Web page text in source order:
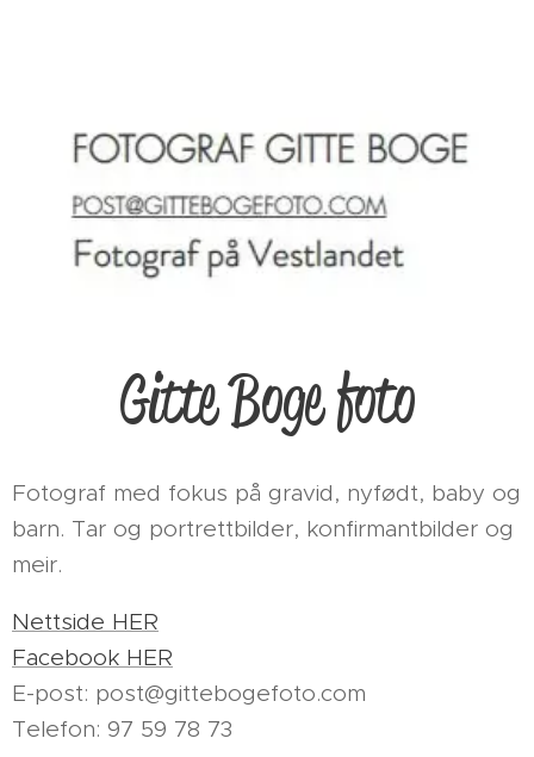
Gitte Boge foto
Fotograf med fokus på gravid, nyfødt, baby og
barn. Tar og portrettbilder, konfirmantbilder og
meir.
Nettside HER
Facebook HER
E-post: post@gittebogefoto.com
Telefon: 97 59 78 73